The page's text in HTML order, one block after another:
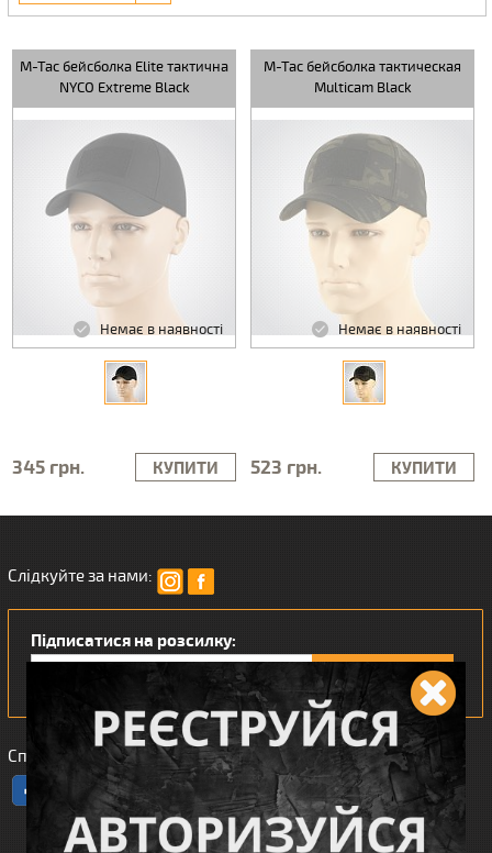
M-Tac бейсболка Elite тактична
NYCO Extreme Black
Немає в наявності
345 грн. КУПИТИ
M-Tac бейсболка тактическая
Multicam Black
Немає в наявності
523 грн. КУПИТИ
Слідкуйте за нами:
Підписатися на розсилку:
Сподобався наш інтернет магазин?